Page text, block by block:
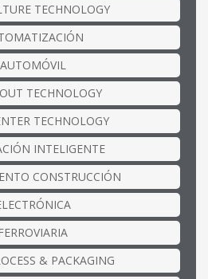
TECHNOLOGY
AUTOMÓVIL
TECHNOLOGY
TECHNOLOGY
INTELIGENTE
CONSTRUCCIÓN
& PACKAGING